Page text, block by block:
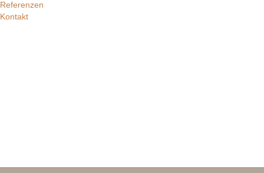
Referenzen
Kontakt